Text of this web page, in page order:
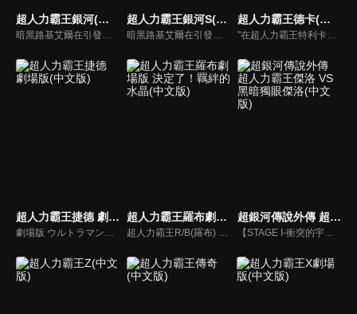
超人力霸王銀河(中文版) 超人力霸王銀河S(中文版) 超人力霸王德卡(中文版)
"在超人力霸王特利卡擊敗闇之巨人十年後，昔日的怪獸災害已消滅，地球似乎恢復了和平。人類的目光進一步轉向宇宙，而怪獸災害的對策規模開始縮小。就在這時，突然飛來的神秘宇宙浮遊物體「索菲亞」開始襲擊地球，人類與宇宙的聯繫被斷絕，成為了「孤島般的星球」…"
超人力霸王捷德 劇場版(中文版)
劇場版 ウルトラマンジード つなぐぜ!願い!!
超人力霸王羅布劇場版 決定了！羈絆的水晶(中文版)
超人力霸王R/B(羅布) 選擇！羈絆的水晶
超銀河傳說外傳 超人力霸王傑洛 VS 黑暗獨眼傑洛(中文版)
【STAGE I-衝突的宇宙】，這是怎麼一回事？出現在超人力霸王ZERO面前的，居然是和自己外貌相似、戰鬥力更勝一籌的黑暗超人ZERO？ 【STAGE II- ZERO的決死圈】，ZERO在雷歐的協助下，終於擊敗假超人兄弟，但黑暗超人ZERO的真正身份是什麼？兩者決鬥，究竟誰會勝出？